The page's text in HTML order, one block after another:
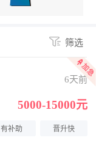
筛选
6天前
5000-15000元
有补助 晋升快